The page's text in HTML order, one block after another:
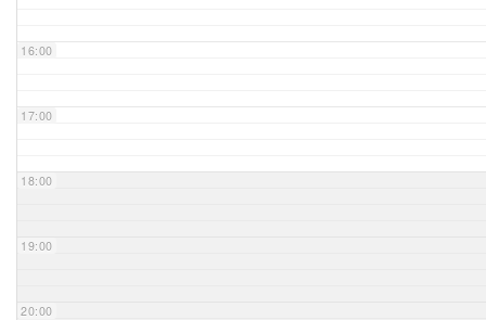
VS-Intern
16:00
17:00
18:00
19:00
20:00